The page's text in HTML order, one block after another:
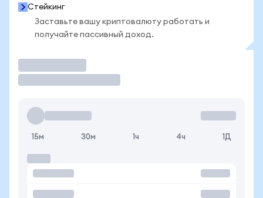
Стейкинг
Заставьте вашу криптовалюту работать и
получайте пассивный доход.
15м 30м 1ч 4ч 1Д